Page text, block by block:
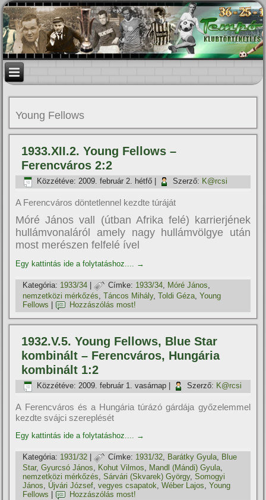
Young Fellows
1933.XII.2. Young Fellows –
Ferencváros 2:2
Közzétéve: 2009. február 2. hétfő Szerző: K@rcsi
A Ferencváros döntetlennel kezdte túráját
Móré János vall (útban Afrika felé) karrierjének
hullámvonaláról amely nagy hullámvölgye után
most merészen felfelé ível
Egy kattintás ide a folytatáshoz.... →
Kategória: 1933/34 | Címke: 1933/34, Móré János,
nemzetközi mérkőzés,Táncos Mihály,Toldi Géza,Young
Fellows
Hozzászólás most!
1932.V.5. Young Fellows, Blue Star
kombinált – Ferencváros, Hungária
kombinált 1:2
Közzétéve: 2009. február 1. vasárnap Szerző: K@rcsi
A Ferencváros és a Hungária túrázó gárdája győzelemmel
kezdte svájci szereplését
Egy kattintás ide a folytatáshoz.... →
Kategória: 1931/32 | Címke: 1931/32, Barátky Gyula, Blue
Star,Gyurcsó János, Kohut Vilmos, Mandl (Mándi) Gyula,
nemzetközi mérkőzés,Sárvári (Skvarek) György,Somogyi
János, Újvári József,vegyes csapatok,Wéber Lajos,Young
Fellows
Hozzászólás most!